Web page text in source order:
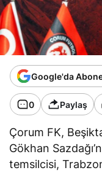
Google'da
0 Paylaş
Çorum FK,
Gökhan
temsilcisi,